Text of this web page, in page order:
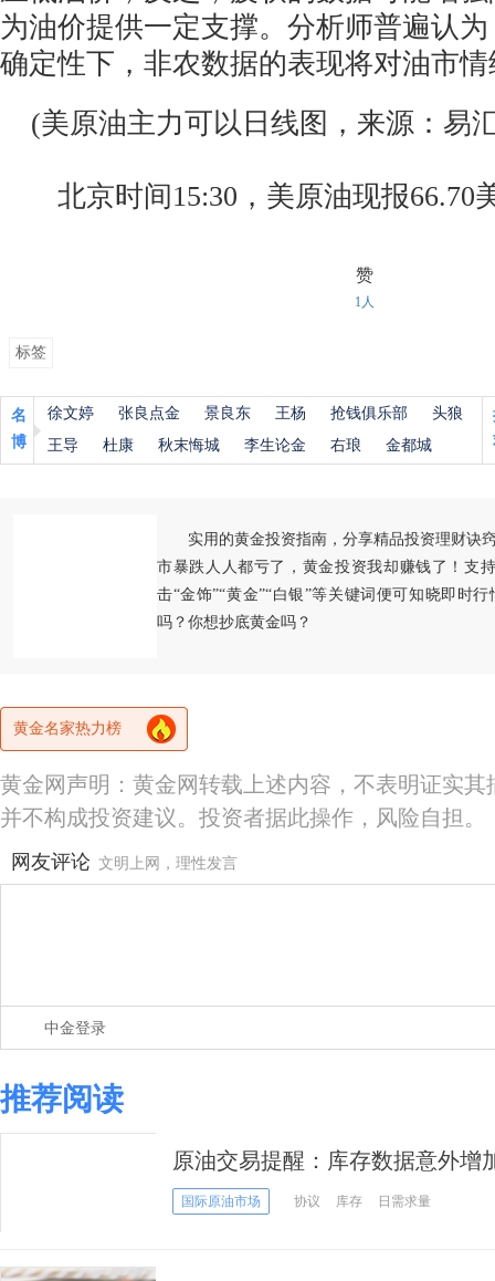
为油价提供一定支撑。分析师普遍认
确定性下，非农数据的表现将对油市
(美原油主力可以日线图，来源：易
北京时间15:30，美原油现报66.70
赞
1人
标签
名
博
徐文婷 张良点金 景良东 王杨 抢钱俱乐部
头狼
王导
杜康 秋末悔城 李生论金 右琅 金都城
实用的黄金投资指南，分享精品投资理财诀
市暴跌人人都亏了，黄金投资我却赚钱了！支
击“金饰”“黄金”“白银”等关键词便可知晓即时
吗？你想抄底黄金吗？
黄金名家热力榜
黄金网声明：黄金网转载上述内容，不表明证实
并不构成投资建议。投资者据此操作，风险自担。
网友评论 文明上网，理性发言
中金登录
推荐阅读
原油交易提醒：库存数据意外增
维持区间震荡，等待非农数据落
国际原油市场 协议 库存 日需求量